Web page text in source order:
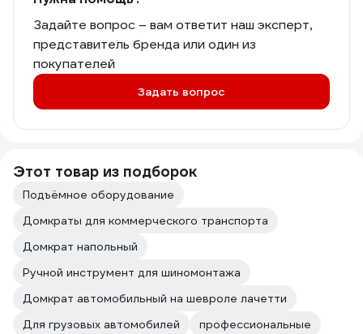
Задайте вопрос – вам ответит наш эксперт,
представитель бренда или один из
покупателей
Задать вопрос
Этот товар из подборок
Подъёмное оборудование
Домкраты для коммерческого транспорта
Домкрат напольный
Ручной инструмент для шиномонтажа
Домкрат автомобильный на шевроле лачетти
Для грузовых автомобилей
профессиональные